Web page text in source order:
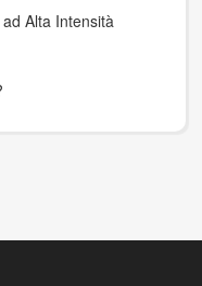
Alta Intensità